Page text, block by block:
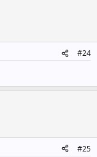
#24
#25